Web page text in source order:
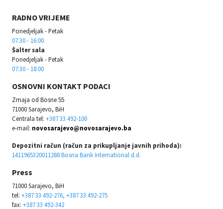
RADNO VRIJEME
Ponedjeljak - Petak
07:30 - 16:00
Šalter sala
Ponedjeljak - Petak
07:30 - 18:00
OSNOVNI KONTAKT PODACI
Zmaja od Bosne 55
71000 Sarajevo, BiH
Centrala tel: +387 33 492-100
e-mail: novosarajevo@novosarajevo.ba
Depozitni račun (račun za prikupljanje javnih prihoda):
1411965320011288 Bosna Bank International d.d.
Press
71000 Sarajevo, BiH
tel: +387 33 492-276, +387 33 492-275
fax: +387 33 492-342